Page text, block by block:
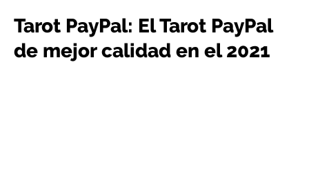
Tarot PayPal: El Tarot PayPal
de mejor calidad en el 2021